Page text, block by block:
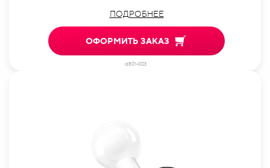
ПОДРОБНЕЕ
ОФОРМИТЬ ЗАКАЗ
id801-003